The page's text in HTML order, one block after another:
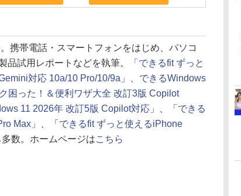
携帯電話・スマートフォンをはじめ、パソコ
品試用レポートなどを執筆。「 できるfit ずっと
対応 10a/10 Pro/10/9a 」、 できるWindows
困った！＆便利ワザ大全 改訂3版 Copilot
11 2026年 改訂5版 Copilot対応 」、「 できる
Max 」、「 できるfit ずっと使えるiPhone
数。ホームページはこちら